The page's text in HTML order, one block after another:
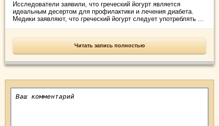
Исследователи заявили, что греческий йогурт является
идеальным десертом для профилактики и лечения диабета.
Медики заявляют, что греческий йогурт следует употреблять ...
Читать запись полностью